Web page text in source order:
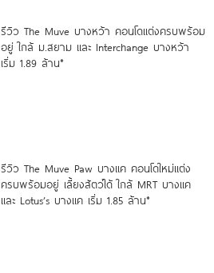
รีวิว The Muve บางหว้า คอนโดแต่งครบพร้อม
อยู่ ใกล้ ม.สยาม และ Interchange บางหว้า
เริ่ม 1.89 ล้าน*
รีวิว The Muve Paw บางแค คอนโดใหม่แต่ง
ครบพร้อมอยู่ เลี้ยงสัตว์ได้ ใกล้ MRT บางแค
และ Lotus’s บางแค เริ่ม 1.85 ล้าน*